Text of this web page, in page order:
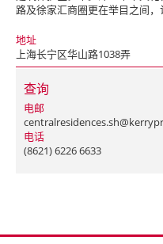
路及徐家汇商圈更在举目之间，
地址
上海长宁区华山路1038弄
查询
电邮
电话
(8621) 6226 6633